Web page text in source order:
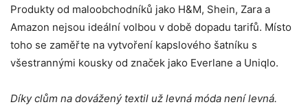
Produkty od maloobchodníků jako H&M, Shein, Zara a
Amazon nejsou ideální volbou v době dopadu tarifů. Místo
toho se zaměřte na vytvoření kapslového šatníku s
všestrannými kousky od značek jako Everlane a Uniqlo.
Díky clům na dovážený textil už levná móda není levná.